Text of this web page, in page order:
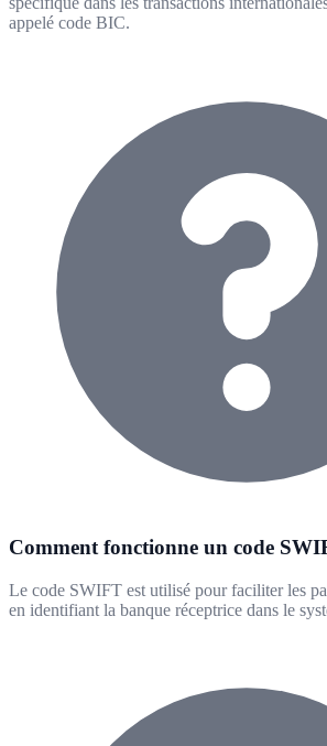
appelé code BIC.
Comment fonctionne un code
Le code SWIFT est utilisé pour faciliter les
en identifiant la banque réceptrice dans le